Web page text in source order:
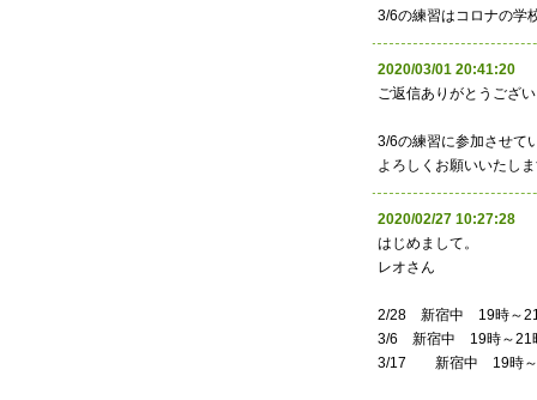
3/6の練習はコロナの学
2020/03/01
ご返信ありがとうござ
3/6の練習に参加させて
よろしくお願いいたし
2020/02/27
はじめまして。
レオさん
2/28 新宿中 19時～
3/6 新宿中 19時～21
3/17 新宿中 19時～